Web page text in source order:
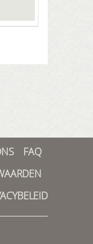
FAQ